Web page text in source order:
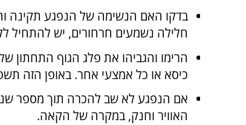
בדקו האם הנשימה של הנפגע תקינה
חלילה נשמעים חרחורים, יש להתחיל
הרימו והגביהו את פלג הגוף
כיסא או כל אמצעי אחר. באופן הזה
אם הנפגע לא שב להכרה תוך מספר
האוויר וחנק, במקרה של הקאה.